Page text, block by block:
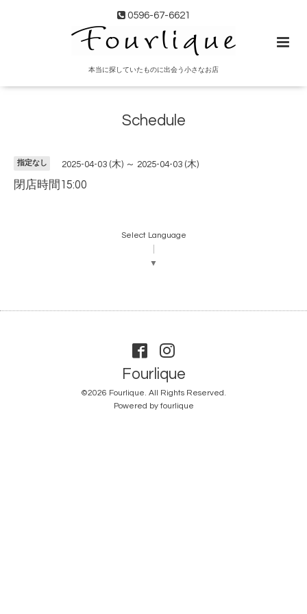
0596-67-6621
本当に探していたものに出会う小さなお店
Schedule
指定なし 2025-04-03 (木) ～ 2025-04-03 (木)
閉店時間15:00
Select Language
▼
Fourlique
©2026 Fourlique. All Rights Reserved.
Powered by fourlique